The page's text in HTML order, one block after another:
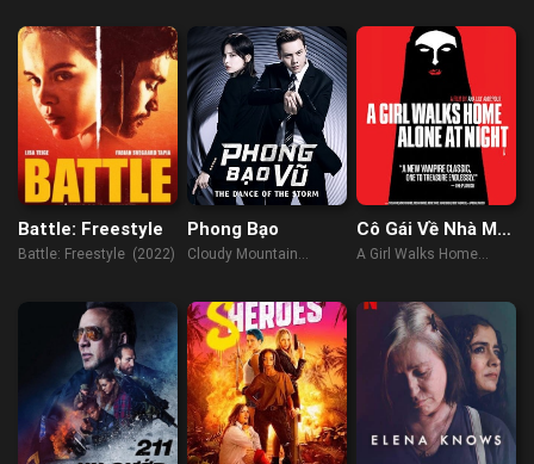
Battle: Freestyle
Battle: Freestyle (2022)
Phong Bạo
Cloudy Mountain
Cô Gái Về Nhà Một
Mình Ban Đêm
A Girl Walks Home